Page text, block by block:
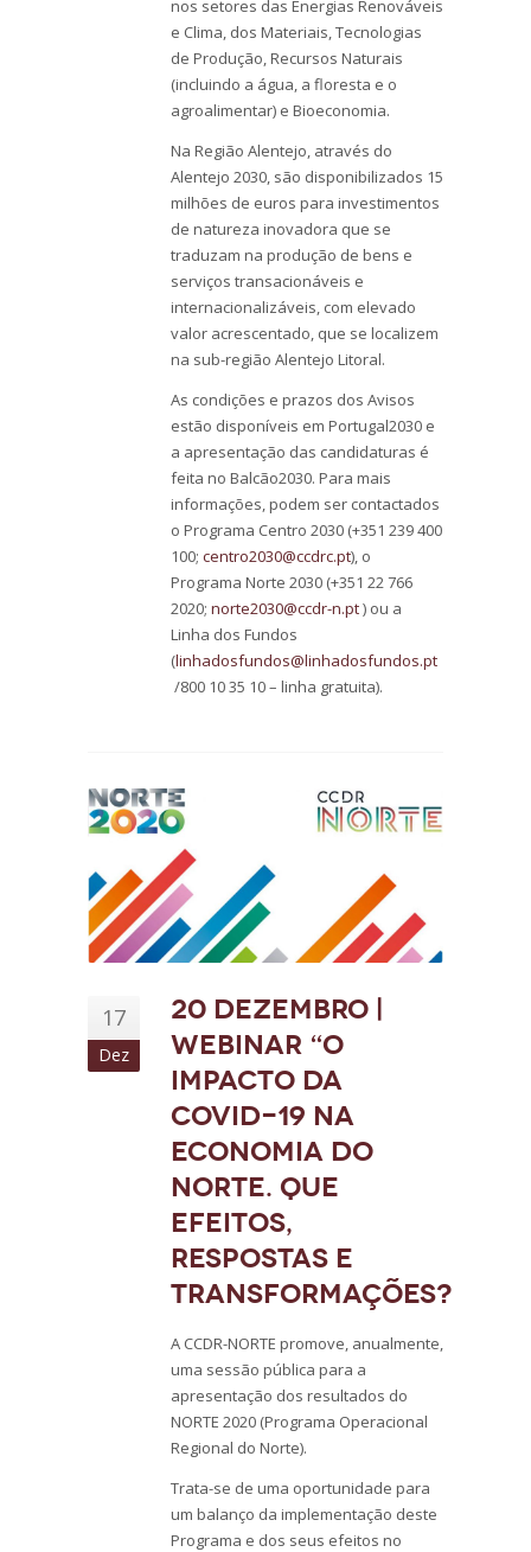
nos setores das Energias Renováveis
e Clima, dos Materiais, Tecnologias
de Produção, Recursos Naturais
(incluindo a água, a floresta e o
agroalimentar) e Bioeconomia.
Na Região Alentejo, através do
Alentejo 2030, são disponibilizados 15
milhões de euros para investimentos
de natureza inovadora que se
traduzam na produção de bens e
serviços transacionáveis e
internacionalizáveis, com elevado
valor acrescentado, que se localizem
na sub-região Alentejo Litoral.
As condições e prazos dos Avisos
estão disponíveis em Portugal2030 e
a apresentação das candidaturas é
feita no Balcão2030. Para mais
informações, podem ser contactados
o Programa Centro 2030 (+351 239 400
100; centro2030@ccdrc.pt), o
Programa Norte 2030 (+351 22 766
2020; norte2030@ccdr-n.pt) ou a
Linha dos Fundos
(linhadosfundos@linhadosfundos.pt
/800 10 35 10 – linha gratuita).
17
Dez
20 dezembro |
Webinar “O
impacto da
COVID-19 na
economia do
Norte. Que
efeitos,
respostas e
transformações?
A CCDR-NORTE promove, anualmente,
uma sessão pública para a
apresentação dos resultados do
NORTE 2020 (Programa Operacional
Regional do Norte).
Trata-se de uma oportunidade para
um balanço da implementação deste
Programa e dos seus efeitos no